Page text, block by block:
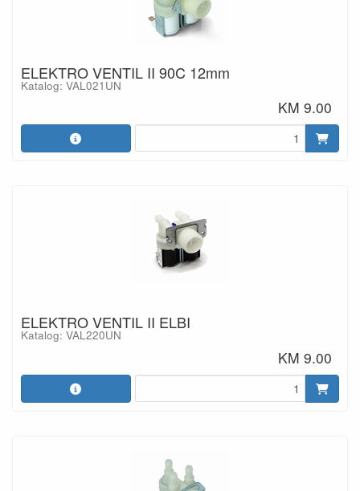
ELEKTRO VENTIL II 90C 12mm
Katalog: VAL021UN
KM 9.00
ELEKTRO VENTIL II ELBI
Katalog: VAL220UN
KM 9.00